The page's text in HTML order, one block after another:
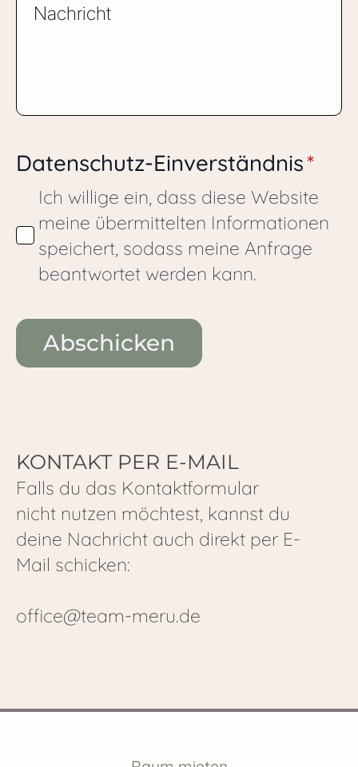
Datenschutz-Einverständnis*
Ich willige ein, dass diese Website
meine übermittelten Informationen
speichert, sodass meine Anfrage
beantwortet werden kann.
Abschicken
KONTAKT PER E-MAIL
Falls du das Kontaktformular
nicht nutzen möchtest, kannst du
deine Nachricht auch direkt per E-
Mail schicken:
office@team-meru.de